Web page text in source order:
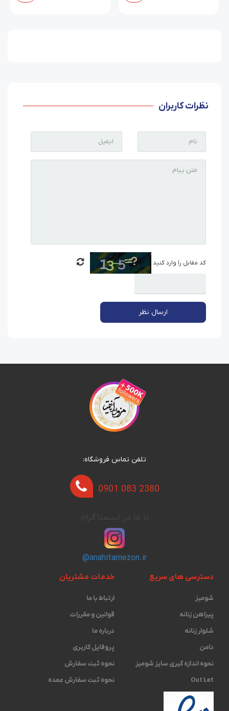
نظرات کاربران
کد مقابل را وارد کنید
ارسال نظر
تلفن تماس فروشگاه:
0901 083 2380
@anahitamezon.ir
دسترسی های سریع
شومیز
پیراهن زنانه
شلوار زنانه
دامن
نحوه اندازه گیری ‫سایز شومیز
Out Let
خدمات مشتریان
ارتباط با ما
قوانین و مقررات
درباره ما
پروفایل کاربری
نحوه ثبت سفارش
نحوه ثبت سفارش عمده